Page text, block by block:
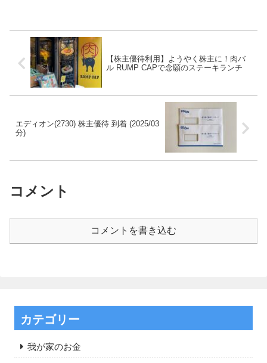
【株主優待利用】ようやく株主に！肉バ
ル RUMP CAPで念願のステーキランチ
エディオン(2730) 株主優待 到着 (2025/03
分)
コメント
コメントを書き込む
カテゴリー
我が家のお金